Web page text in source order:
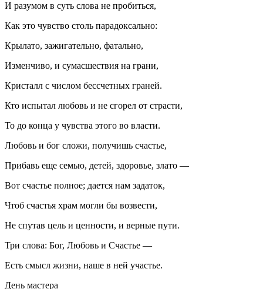
И разумом в суть слова не пробиться,
Как это чувство столь парадоксально:
Крылато, зажигательно, фатально,
Изменчиво, и сумасшествия на грани,
Кристалл с числом бессчетных граней.
Кто испытал любовь и не сгорел от страсти,
То до конца у чувства этого во власти.
Любовь и бог сложи, получишь счастье,
Прибавь еще семью, детей, здоровье, злато —
Вот счастье полное; дается нам задаток,
Чтоб счастья храм могли бы возвести,
Не спутав цель и ценности, и верные пути.
Три слова: Бог, Любовь и Счастье —
Есть смысл жизни, наше в ней участье.
День мастера